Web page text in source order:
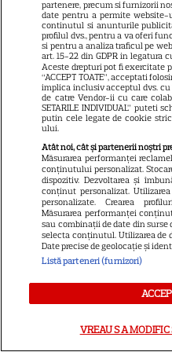
Libertatea
Știri
Ringier
partenere, precum si furnizorii
date pentru a permite
continutul si anunturile
profilul dvs., pentru a va oferi
si pentru a analiza traficul pe
art. 15-22 din GDPR in legatura
Aceste drepturi pot fi exercitate
“ACCEPT TOATE”, acceptati
implica inclusiv acceptul dvs.
de catre Vendor-ii cu care
SETARILE INDIVIDUAL” puteti
putin cele legate de cookie
ului.
Atât noi, cât și partenerii noștri
Măsurarea performanței
conținutului personalizat.
dispozitiv. Dezvoltarea și
conținut personalizat.
personalizate. Crearea
Măsurarea performanței
sau combinații de date din
selecta conținutul. Utilizarea de
Date precise de geolocație și
Listă parteneri (furnizori)
VREAU SA